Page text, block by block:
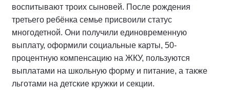
воспитывают троих сыновей. После рождения
третьего ребёнка семье присвоили статус
многодетной. Они получили единовременную
выплату, оформили социальные карты, 50-
процентную компенсацию на ЖКУ, пользуются
выплатами на школьную форму и питание, а также
льготами на детские кружки и секции.